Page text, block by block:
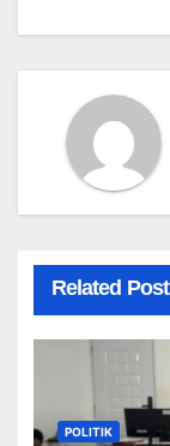
Related Post
POLITIK